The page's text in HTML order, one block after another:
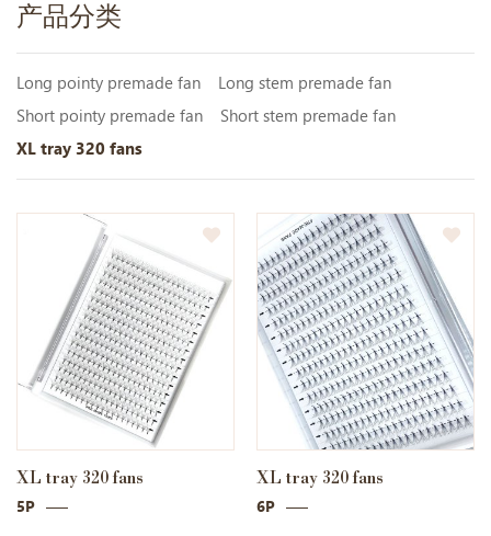
产品分类
Long pointy premade fan
Long stem premade fan
Short pointy premade fan
Short stem premade fan
XL tray 320 fans
XL tray 320 fans
5P
XL tray 320 fans
6P